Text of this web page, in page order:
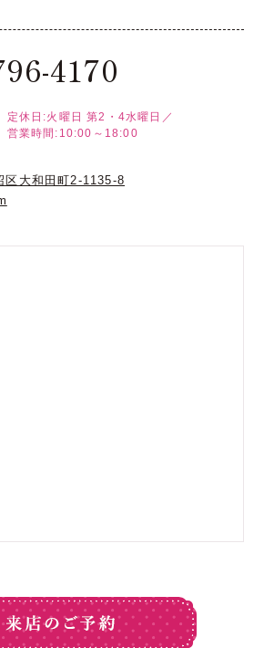
4170
定休日:火曜日 第2・4水曜日／
営業時間:10:00～18:00
区大和田町2-1135-8